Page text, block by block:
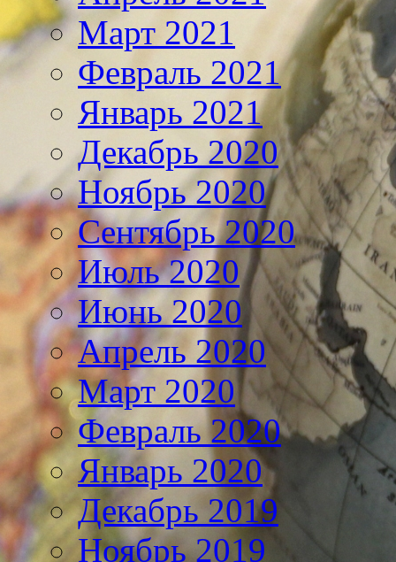
Март 2021
Февраль 2021
Январь 2021
Декабрь 2020
Ноябрь 2020
Сентябрь 2020
Июль 2020
Июнь 2020
Апрель 2020
Март 2020
Февраль 2020
Январь 2020
Декабрь 2019
Ноябрь 2019